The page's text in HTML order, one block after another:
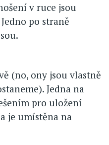
v ruce jsou
po straně
(no, ony jsou vlastně
Jedna na
pro uložení
je umístěna na